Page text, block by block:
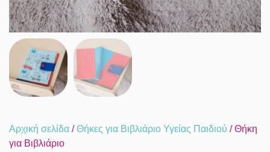
Αρχική σελίδα /Θήκες για Βιβλιάριο Υγείας Παιδιού / Θήκη
για Βιβλιάριο